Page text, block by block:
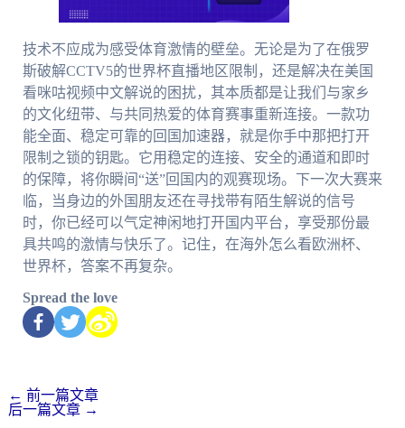
技术不应成为感受体育激情的壁垒。无论是为了在俄罗
斯破解CCTV5的世界杯直播地区限制，还是解决在美国
看咪咕视频中文解说的困扰，其本质都是让我们与家乡
的文化纽带、与共同热爱的体育赛事重新连接。一款功
能全面、稳定可靠的回国加速器，就是你手中那把打开
限制之锁的钥匙。它用稳定的连接、安全的通道和即时
的保障，将你瞬间“送”回国内的观赛现场。下一次大赛来
临，当身边的外国朋友还在寻找带有陌生解说的信号
时，你已经可以气定神闲地打开国内平台，享受那份最
具共鸣的激情与快乐了。记住，在海外怎么看欧洲杯、
世界杯，答案不再复杂。
Spread the love
← 前一篇文章
后一篇文章 →